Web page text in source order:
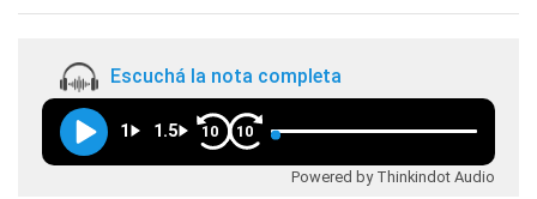
Escuchá la nota completa
1 1.5 10 10
Powered by Thinkindot Audio